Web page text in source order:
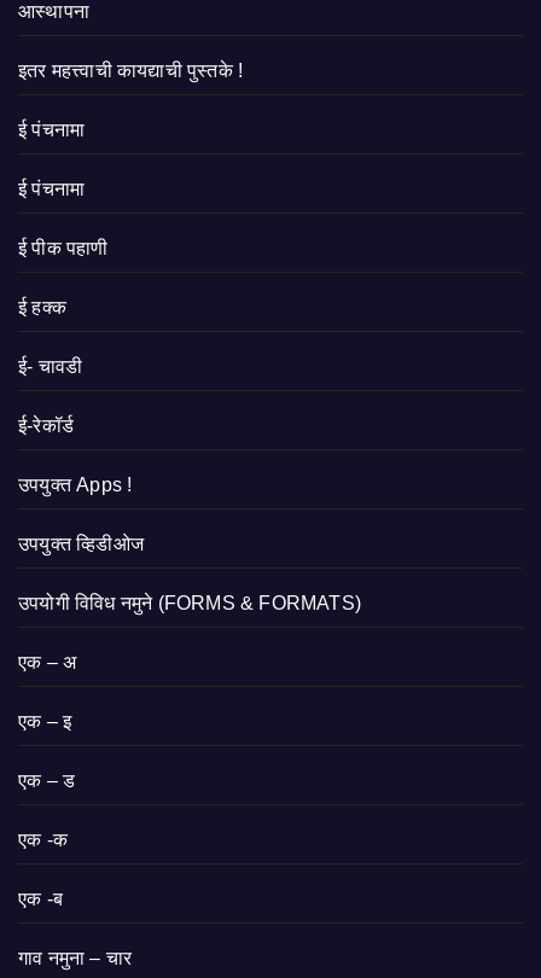
आस्थापना
इतर महत्त्वाची कायद्याची पुस्तके !
ई पंचनामा
ई पंचनामा
ई पीक पहाणी
ई हक्क
ई- चावडी
ई-रेकॉर्ड
उपयुक्त Apps !
उपयुक्त व्हिडीओज
उपयोगी विविध नमुने (FORMS & FORMATS)
एक – अ
एक – इ
एक – ड
एक -क
एक -ब
गाव नमुना – चार